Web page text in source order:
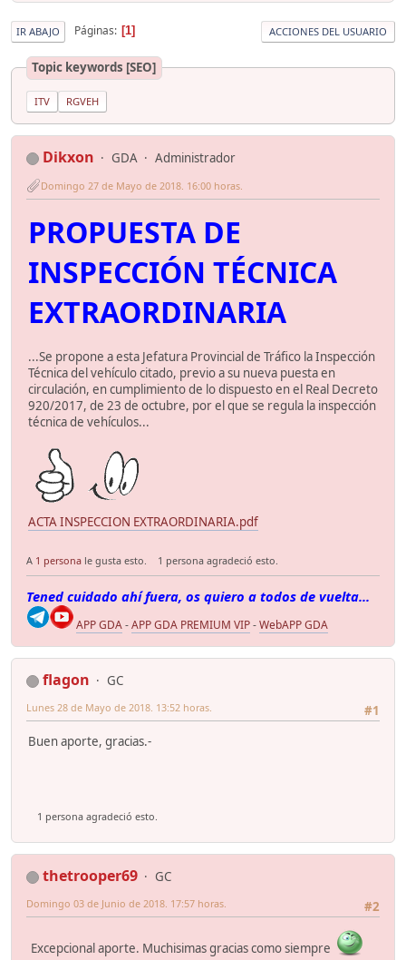
IR ABAJO Páginas 1 ACCIONES DEL USUARIO
Topic keywords [SEO]
ITV RGVEH
Dikxon GDA Administrador
Domingo 27 de Mayo de 2018. 16:00 horas.
PROPUESTA DE
INSPECCIÓN TÉCNICA
EXTRAORDINARIA
...Se propone a esta Jefatura Provincial de Tráfico la Inspección
Técnica del vehículo citado, previo a su nueva puesta en
circulación, en cumplimiento de lo dispuesto en el Real Decreto
920/2017, de 23 de octubre, por el que se regula la inspección
técnica de vehículos...
ACTA INSPECCION EXTRAORDINARIA.pdf
A 1 persona le gusta esto. 1 persona agradeció esto.
Tened cuidado ahí fuera, os quiero a todos de vuelta...
APP GDA-APP GDA PREMIUM VIP-WebAPP GDA
flagon
GC
#1
Lunes 28 de Mayo de 2018. 13:52 horas.
Buen aporte, gracias.-
1 persona agradeció esto.
thetrooper69
GC
#2
Domingo 03 de Junio de 2018. 17:57 horas.
Excepcional aporte. Muchisimas gracias como siempre